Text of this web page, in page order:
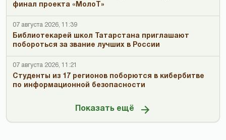
финал проекта «МолоТ»
07 августа 2026, 11:39
Библиотекарей школ Татарстана приглашают
побороться за звание лучших в России
07 августа 2026, 11:21
Студенты из 17 регионов поборются в кибербитве
по информационной безопасности
Показать ещё